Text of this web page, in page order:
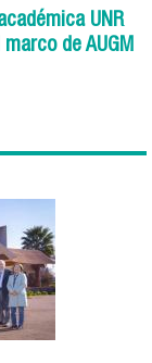
UNR
de AUGM